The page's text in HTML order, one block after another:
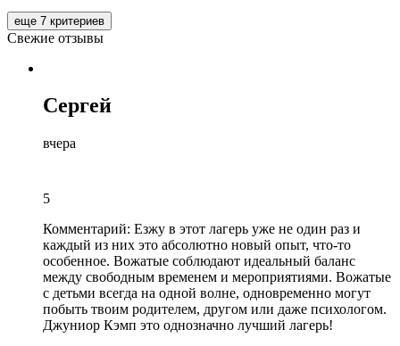
еще 7 критериев
Свежие отзывы
Сергей
вчера
5
Комментарий: Езжу в этот лагерь уже не один раз и
каждый из них это абсолютно новый опыт, что-то
особенное. Вожатые соблюдают идеальный баланс
между свободным временем и мероприятиями. Вожатые
с детьми всегда на одной волне, одновременно могут
побыть твоим родителем, другом или даже психологом.
Джуниор Кэмп это однозначно лучший лагерь!